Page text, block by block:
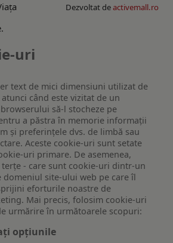
Dezvoltat deactivemall.ro
uri
text de mici dimensiuni utilizat de
când este vizitat de un
să-l stocheze pe
a păstra în memorie informații
și preferințele dvs. de limbă sau
Aceste cookie-uri sunt setate
uri primare. De asemenea,
- care sunt cookie-uri dintr-un
site-ului web pe care îl
eforturile noastre de
Mai precis, folosim cookie-uri
urmărire în următoarele scopuri:
opțiunile